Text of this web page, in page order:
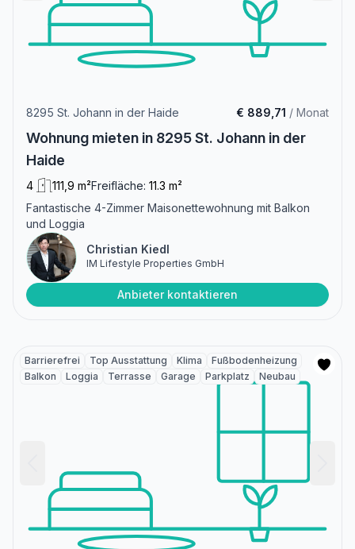
8295 St. Johann in der Haide € 889,71 / Monat
Wohnung mieten in 8295 St. Johann in der
Haide
4 111,9 m²Freifläche: 11.3 m²
Fantastische 4-Zimmer Maisonettewohnung mit Balkon
und Loggia
Christian Kiedl
IM Lifestyle Properties GmbH
Anbieter kontaktieren
Barrierefrei Top Ausstattung Klima
Fußbodenheizung
Balkon
Loggia Terrasse Garage Parkplatz Neubau